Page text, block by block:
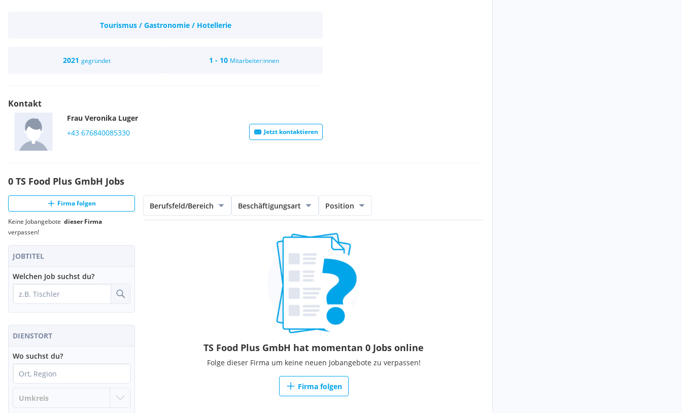
Tourismus / Gastronomie / Hotellerie
2021 gegründet 1 - 10 Mitarbeiter:innen
Kontakt
Frau Veronika Luger
+43 676840085330
Jetzt kontaktieren
0 TS Food Plus GmbH Jobs
Firma folgen
Keine Jobangebote dieser Firma
verpassen!
JOBTITEL
Welchen Job suchst du?
DIENSTORT
Wo suchst du?
Berufsfeld/Bereich Beschäftigungsart Position
TS Food Plus GmbH hat momentan 0 Jobs online
Folge dieser Firma um keine neuen Jobangebote zu verpassen!
Firma folgen